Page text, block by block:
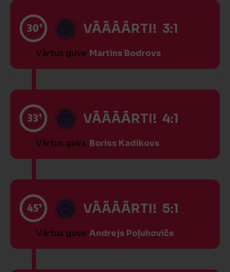
30’ VĀĀĀĀRTI! 3:1
Vārtus guva Martins Bodrovs
33’ VĀĀĀĀRTI! 4:1
Vārtus guva Boriss Kadikovs
45’ VĀĀĀĀRTI! 5:1
Vārtus guva Andrejs Poļuhovičs